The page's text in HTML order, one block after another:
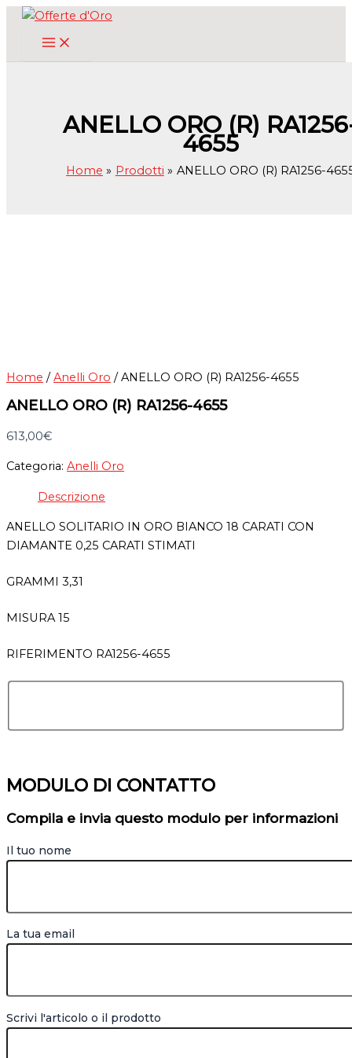
ANELLO ORO (R)
4655
Home Prodotti ANELLO ORO (R) RA1256-
Home /Anelli Oro / ANELLO ORO (R) RA1256-4655
ANELLO ORO (R) RA1256-4655
613,00€
Categoria: Anelli Oro
Descrizione
ANELLO SOLITARIO IN ORO BIANCO 18 CARATI CON
DIAMANTE 0,25 CARATI STIMATI
GRAMMI 3,31
MISURA 15
RIFERIMENTO RA1256-4655
MODULO DI CONTATTO
Compila e invia questo modulo per informazioni
Il tuo nome
La tua email
Scrivi l'articolo o il prodotto